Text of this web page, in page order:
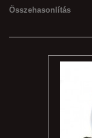
Összehasonlítás